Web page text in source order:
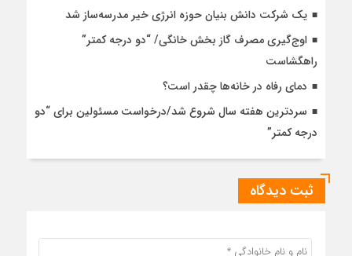
یک شرکت دانش بنیان حوزه انرژی خیر مدرسه‌ساز شد
اوج‌گیری مصرف گاز بخش خانگی/ “دو درجه کمتر”
راهگشاست
دمای رفاه در خانه‌ها چقدر است؟
سردترین هفته سال شروع شد/درخواست مسئولین برای “دو
درجه کمتر”
ثبت دیدگاه